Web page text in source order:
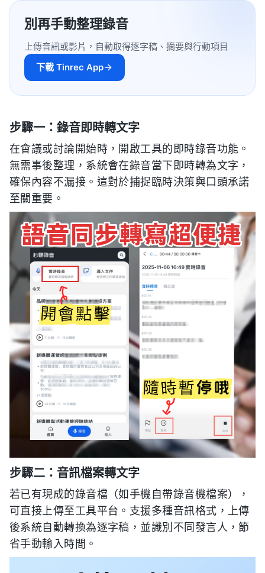
別再手動整理錄音
上傳音訊或影片，自動取得逐字稿、摘要與行動項目
下載 Tinrec App
步驟一：錄音即時轉文字
在會議或討論開始時，開啟工具的即時錄音功能。
無需事後整理，系統會在錄音當下即時轉為文字，
確保內容不漏接。這對於捕捉臨時決策與口頭承諾
至關重要。
步驟二：音訊檔案轉文字
若已有現成的錄音檔（如手機自帶錄音機檔案），
可直接上傳至工具平台。支援多種音訊格式，上傳
後系統自動轉換為逐字稿，並識別不同發言人，節
省手動輸入時間。